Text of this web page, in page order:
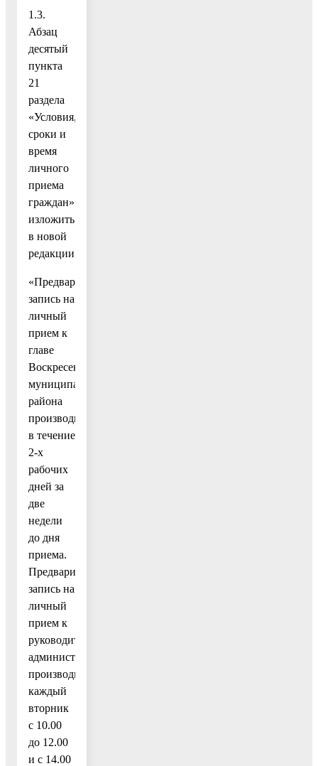
1.3.
Абзац
десятый
пункта
21
раздела
«Условия,
сроки и
время
личного
приема
граждан»
изложить
в новой
редакции:
«Предварительная
запись на
личный
прием к
главе
Воскресенского
муниципального
района
производится
в течение
2-х
рабочих
дней за
две
недели
до дня
приема.
Предварительная
запись на
личный
прием к
руководителю
администрации
производится
каждый
вторник
с 10.00
до 12.00
и с 14.00